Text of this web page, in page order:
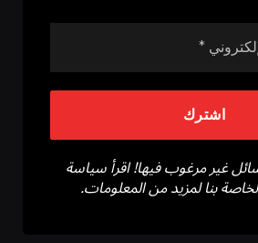
غير مرغوب فيها! اقرأ سياسة
بنا لمزيد من المعلومات.